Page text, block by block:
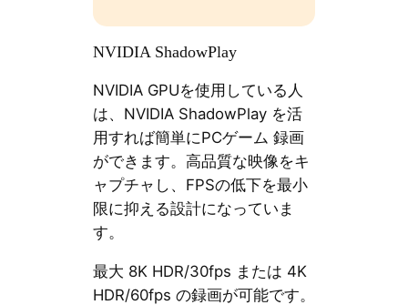
NVIDIA ShadowPlay
NVIDIA GPUを使用している人
は、NVIDIA ShadowPlay を活
用すれば簡単にPCゲーム 録画
ができます。高品質な映像をキ
ャプチャし、FPSの低下を最小
限に抑える設計になっていま
す。
最大 8K HDR/30fps または 4K
HDR/60fps の録画が可能です。